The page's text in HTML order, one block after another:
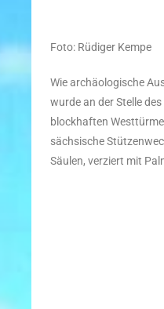
Foto: Rüdiger Kempe
Wie archäologische
wurde an der Stelle
blockhaften
sächsische
Säulen, verziert mit